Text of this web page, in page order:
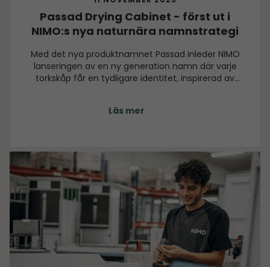
Passad Drying Cabinet - först ut i
NIMO:s nya naturnära namnstrategi
Med det nya produktnamnet Passad inleder NIMO
lanseringen av en ny generation namn där varje
torkskåp får en tydligare identitet, inspirerad av
torkskåpet faktiskt gör: tar hand om textilier med
Läs mer